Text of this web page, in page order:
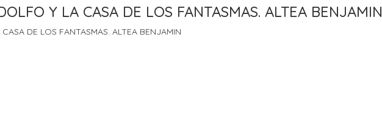
Y LA CASA DE LOS FANTASMAS. ALTEA BENJAMIN
DE LOS FANTASMAS. ALTEA BENJAMIN